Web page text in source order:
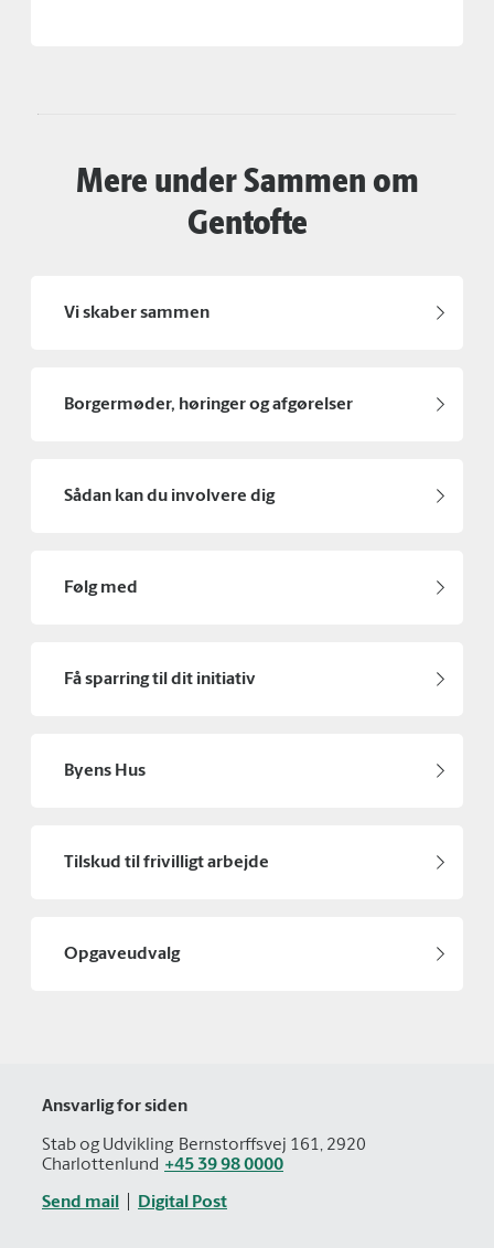
Mere under Sammen om
Gentofte
Vi skaber sammen
Borgermøder, høringer og afgørelser
Sådan kan du involvere dig
Følg med
Få sparring til dit initiativ
Byens Hus
Tilskud til frivilligt arbejde
Opgaveudvalg
Ansvarlig for siden
Stab og Udvikling Bernstorffsvej 161, 2920
Charlottenlund +45 39 98 0000
Send mail Digital Post